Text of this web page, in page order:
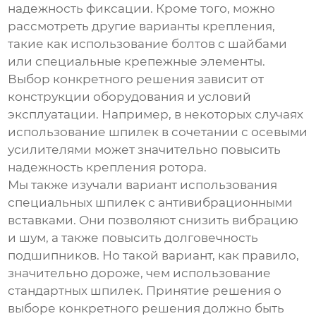
надежность фиксации. Кроме того, можно
рассмотреть другие варианты крепления,
такие как использование болтов с шайбами
или специальные крепежные элементы.
Выбор конкретного решения зависит от
конструкции оборудования и условий
эксплуатации. Например, в некоторых случаях
использование шпилек в сочетании с осевыми
усилителями может значительно повысить
надежность крепления ротора.
Мы также изучали вариант использования
специальных шпилек с антивибрационными
вставками. Они позволяют снизить вибрацию
и шум, а также повысить долговечность
подшипников. Но такой вариант, как правило,
значительно дороже, чем использование
стандартных шпилек. Принятие решения о
выборе конкретного решения должно быть